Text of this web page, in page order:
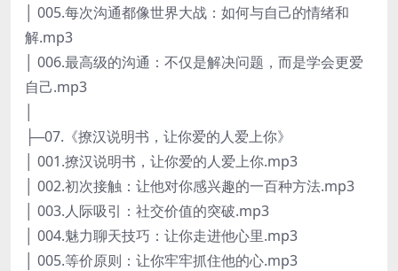
│ 005.每次沟通都像世界大战：如何与自己的情绪和
解.mp3
│ 006.最高级的沟通：不仅是解决问题，而是学会更爱
自己.mp3
├─07.《撩汉说明书，让你爱的人爱上你》
│ 001.撩汉说明书，让你爱的人爱上你.mp3
│ 002.初次接触：让他对你感兴趣的一百种方法.mp3
│ 003.人际吸引：社交价值的突破.mp3
│ 004.魅力聊天技巧：让你走进他心里.mp3
│ 005.等价原则：让你牢牢抓住他的心.mp3